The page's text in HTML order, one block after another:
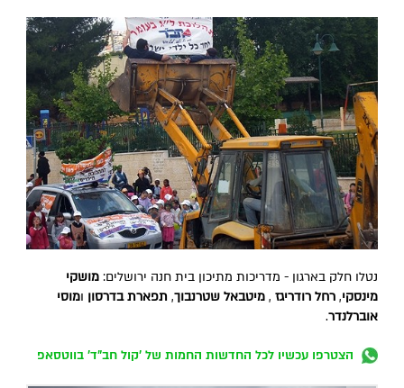
נטלו חלק בארגון - מדריכות מתיכון בית חנה ירושלים: מושקי
מינסקי, רחל רודריגז , מיטבאל שטרנבוך, תפארת בדרסון ומוסי
אוברלנדר.
הצטרפו עכשיו לכל החדשות החמות של 'קול חב"ד' בווטסאפ